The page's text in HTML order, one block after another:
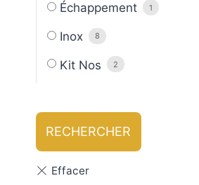
Échappement 1
Inox 8
Kit Nos 2
RECHERCHER